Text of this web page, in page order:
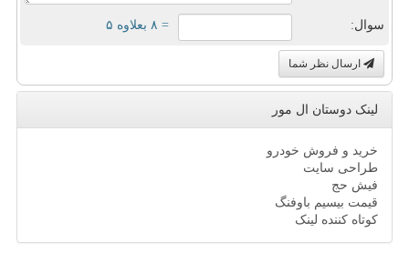
سوال: = ۸ بعلاوه ۵
ارسال نظر شما
لینک دوستان ال مور
خرید و فروش خودرو
طراحی سایت
فیش حج
قیمت بیسیم باوفنگ
کوتاه کننده لینک